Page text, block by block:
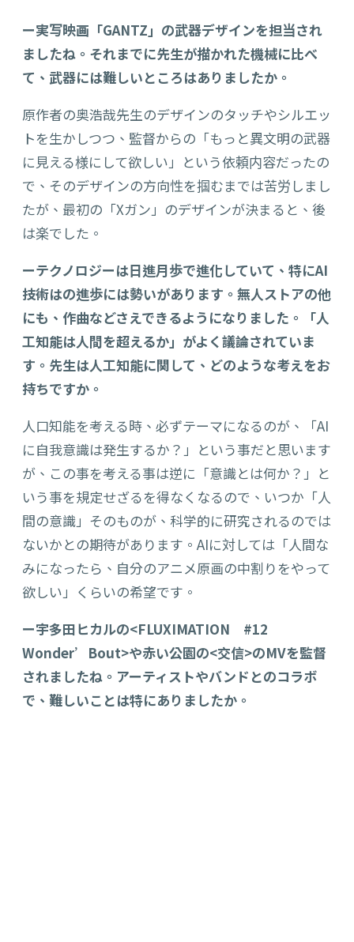
ー実写映画「GANTZ」の武器デザインを担当され
ましたね。それまでに先生が描かれた機械に比べ
て、武器には難しいところはありましたか。
原作者の奥浩哉先生のデザインのタッチやシルエッ
トを生かしつつ、監督からの「もっと異文明の武器
に見える様にして欲しい」という依頼内容だったの
で、そのデザインの方向性を掴むまでは苦労しまし
たが、最初の「Xガン」のデザインが決まると、後
は楽でした。
ーテクノロジーは日進月歩で進化していて、特にAI
技術はの進歩には勢いがあります。無人ストアの他
にも、作曲などさえできるようになりました。「人
工知能は人間を超えるか」がよく議論されていま
す。先生は人工知能に関して、どのような考えをお
持ちですか。
人口知能を考える時、必ずテーマになるのが、「AI
に自我意識は発生するか？」という事だと思います
が、この事を考える事は逆に「意識とは何か？」と
いう事を規定せざるを得なくなるので、いつか「人
間の意識」そのものが、科学的に研究されるのでは
ないかとの期待があります。AIに対しては「人間な
みになったら、自分のアニメ原画の中割りをやって
欲しい」くらいの希望です。
ー宇多田ヒカルの<FLUXIMATION #12
Wonder’Bout>や赤い公園の<交信>のMVを監督
されましたね。アーティストやバンドとのコラボ
で、難しいことは特にありましたか。